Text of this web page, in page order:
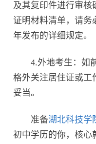
及其复印件进行审核
证明材料清单，请务
年发布的详细规定。
4.外地考生：如前
格外关注居住证或工
妥当。
准备湖北科技学
初中学历的你，核心